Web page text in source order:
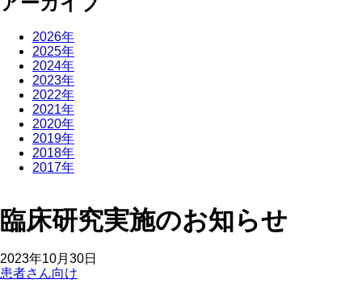
2026年
2025年
2024年
2023年
2022年
2021年
2020年
2019年
2018年
2017年
臨床研究実施のお知らせ
2023年10月30日
患者さん向け